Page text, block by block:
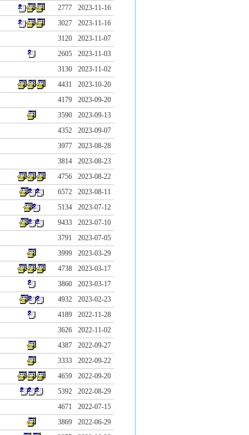
2777
2023-11-16
3027
2023-11-16
3120
2023-11-07
2605
2023-11-03
3130
2023-11-02
4431
2023-10-20
4179
2023-09-20
3590
2023-09-13
4352
2023-09-07
3977
2023-08-28
3814
2023-08-23
4756
2023-08-22
6572
2023-08-11
5134
2023-07-12
9433
2023-07-10
3791
2023-07-05
3999
2023-03-29
4738
2023-03-17
3860
2023-03-17
4932
2023-02-23
4189
2022-11-28
3626
2022-11-02
4387
2022-09-27
3333
2022-09-22
4659
2022-09-20
5392
2022-08-29
4671
2022-07-15
3869
2022-06-29